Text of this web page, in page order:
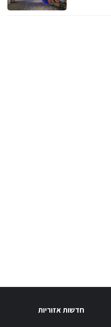
חדשות אזוריות